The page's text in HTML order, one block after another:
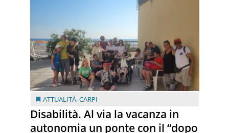
ATTUALITÀ,CARPI
Disabilità. Al via la vacanza in
autonomia un ponte con il “dopo